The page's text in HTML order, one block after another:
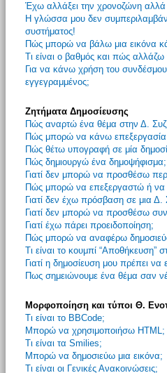
Έχω αλλάξει την χρονοζώνη
Η γλώσσα μου δεν
συστήματος!
Πώς μπορώ να βάλω μια εικόνα
Τι είναι ο βαθμός και πώς
Για να κάνω χρήση του
εγγεγραμμένος;
Ζητήματα Δημοσίευσης
Πώς αναρτώ ένα θέμα στην Δ.
Πώς μπορώ να κάνω
Πώς θέτω υπογραφή σε μία
Πώς δημιουργώ ένα δημοψήφισμα;
Γιατί δεν μπορώ να προσθέσω
Πώς μπορώ να επεξεργαστώ ή
Γιατί δεν έχω πρόσβαση σε μια Δ.
Γιατί δεν μπορώ να προσθέσω
Γιατί έχω πάρει προειδοποίηση;
Πώς μπορώ να αναφέρω
Τι είναι το κουμπί “Αποθήκευση”
Γιατί η δημοσίευση μου πρέπει να
Πως σημειώνουμε ένα θέμα σαν
Μορφοποίηση και τύποι Θ.
Τι είναι το BBCode;
Μπορώ να χρησιμοποιήσω HTML;
Τι είναι τα Smilies;
Μπορώ να δημοσιεύω μια εικόνα;
Τι είναι οι Γενικές Ανακοινώσεις;